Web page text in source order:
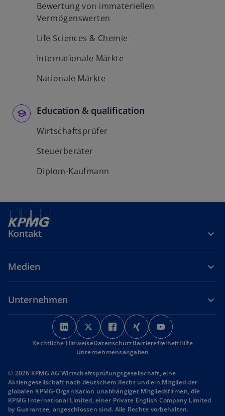
Bewertung von immateriellen
Vermögenswerten
Life Sciences & Chemie
Internationale Märkte
Nationale Märkte
Education & qualification
Wirtschaftsprüfer
Steuerberater
Diplom-Kaufmann
Kontakt
Medien
Unternehmen
w
i
r
d
n
e
i
w
i
r
d
n
e
i
w
i
r
d
n
e
i
w
i
r
i
n
e
i
i
r
n
e
i
Rechtliche HinweiseDatenschutzBarrierefreiheitHilfe
Unternehmensangaben
© 2026 KPMG AG Wirtschaftsprüfungsgesellschaft, eine
Aktiengesellschaft nach deutschem Recht und ein Mitglied der
globalen KPMG-Organisation unabhängiger Mitgliedsfirmen, die
KPMG International Limited, einer Private English Company Limited
by Guarantee, angeschlossen sind. Alle Rechte vorbehalten.